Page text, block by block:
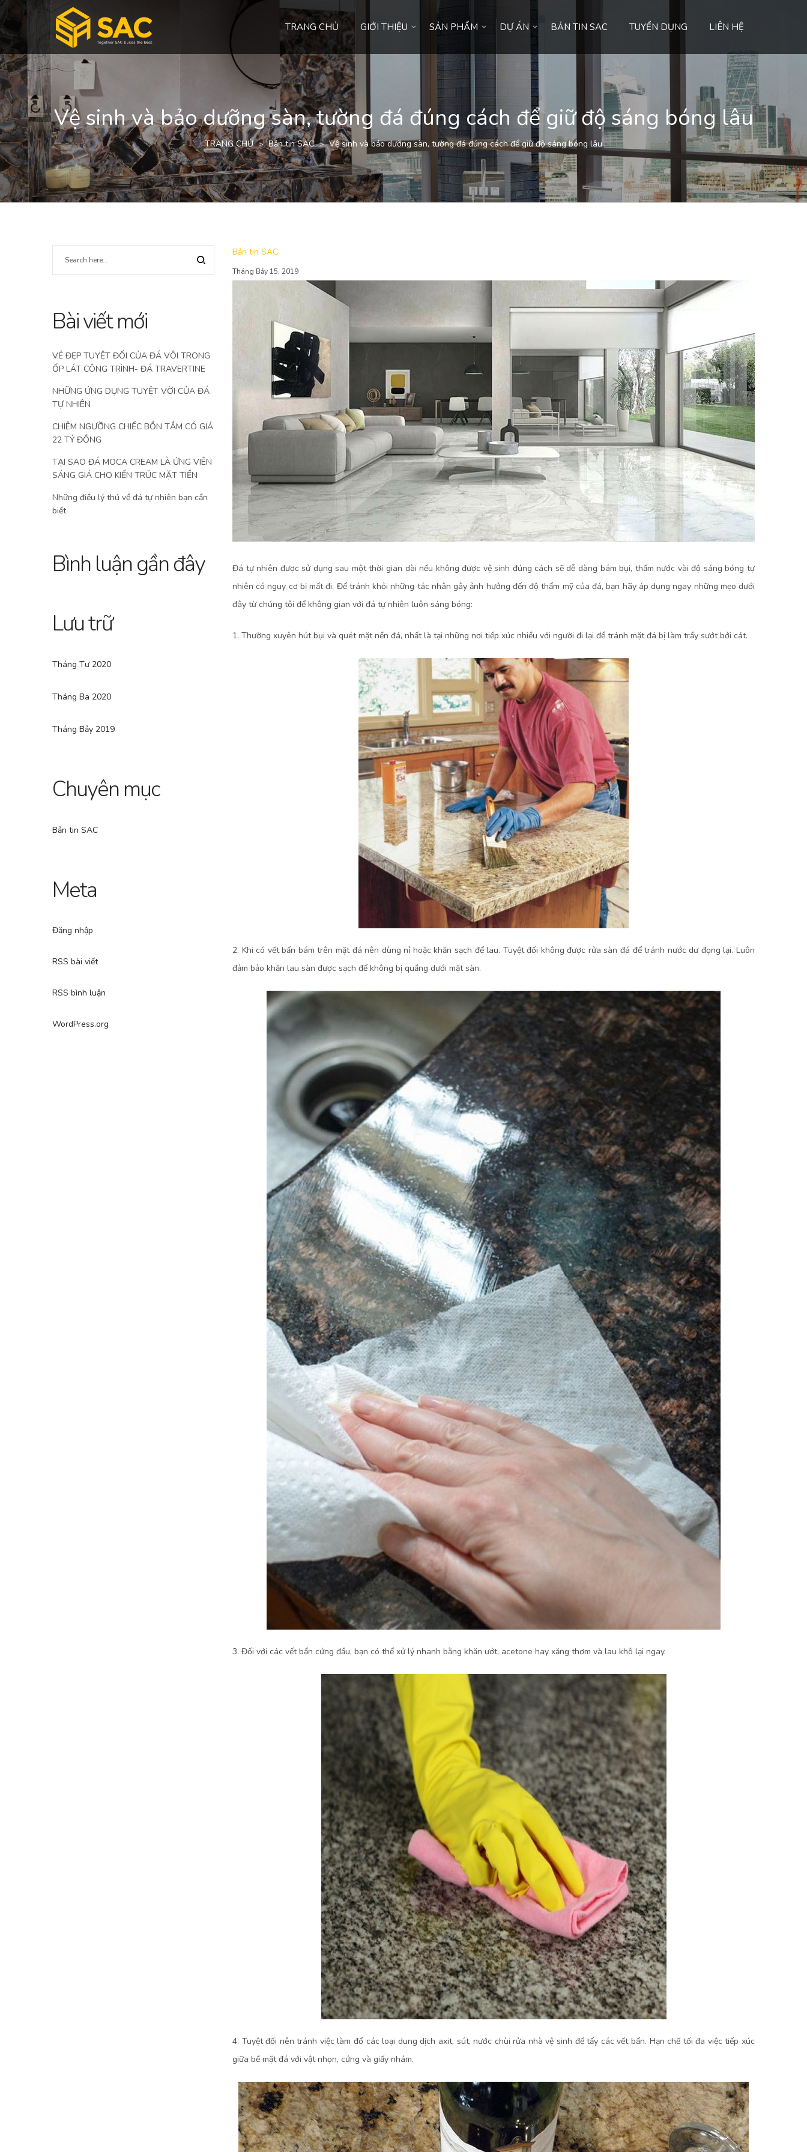
TRANG CHỦ GIỚI THIỆU SẢN PHẨM DỰ ÁN BẢN TIN SAC TUYỂN DỤNG LIÊN HỆ
Vệ sinh và bảo dưỡng sàn, tường đá đúng cách để giữ độ sáng bóng lâu
TRANG CHỦ > Bản tin SAC > Vệ sinh và bảo dưỡng sàn, tường đá đúng cách để giữ độ sáng bóng lâu
Posted
in
Bản tin SAC
Posted
on
Tháng Bảy 15, 2019
Đá tự nhiên được sử dụng sau một thời gian dài nếu không được vệ sinh đúng cách sẽ dễ dàng bám bụi, thấm nước vài độ sáng bóng tự
nhiên có nguy cơ bị mất đi. Để tránh khỏi những tác nhân gây ảnh hưởng đến độ thẩm mỹ của đá, bạn hãy áp dụng ngay những mẹo dưới
đây từ chúng tôi để không gian với đá tự nhiên luôn sáng bóng:
1. Thường xuyên hút bụi và quét mặt nền đá, nhất là tại những nơi tiếp xúc nhiều với người đi lại để tránh mặt đá bị làm trầy sướt bởi cát.
2. Khi có vết bẩn bám trên mặt đá nên dùng nỉ hoặc khăn sạch để lau. Tuyệt đối không được rửa sàn đá để tránh nước dư đọng lại. Luôn
đảm bảo khăn lau sàn được sạch để không bị quầng dưới mặt sàn.
3. Đối với các vết bẩn cứng đầu, bạn có thể xử lý nhanh bằng khăn ướt, acetone hay xăng thơm và lau khô lại ngay.
4. Tuyệt đối nên tránh việc làm đổ các loại dung dịch axit, sút, nước chùi rửa nhà vệ sinh để tẩy các vết bẩn. Hạn chế tối đa việc tiếp xúc
giữa bề mặt đá với vật nhọn, cứng và giấy nhám.
Bài viết mới
VẺ ĐẸP TUYỆT ĐỐI CỦA ĐÁ VÔI TRONG
ỐP LÁT CÔNG TRÌNH- ĐÁ TRAVERTINE
NHỮNG ỨNG DỤNG TUYỆT VỜI CỦA ĐÁ
TỰ NHIÊN
CHIÊM NGƯỠNG CHIẾC BỒN TẮM CÓ GIÁ
22 TỶ ĐỒNG
TẠI SAO ĐÁ MOCA CREAM LÀ ỨNG VIÊN
SÁNG GIÁ CHO KIẾN TRÚC MẶT TIỀN
Những điều lý thú về đá tự nhiên bạn cần
biết
Bình luận gần đây
Lưu trữ
Tháng Tư 2020
Tháng Ba 2020
Tháng Bảy 2019
Chuyên mục
Bản tin SAC
Meta
Đăng nhập
RSS bài viết
RSS bình luận
WordPress.org